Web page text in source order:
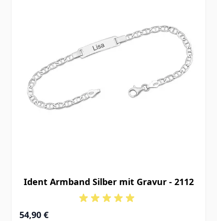
Ident Armband Silber mit Gravur - 2112
54,90 €